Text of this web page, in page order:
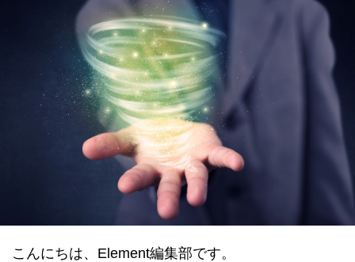
datum情報局
会員コンテンツ
datum house について 利用規約
個人情報保護方針
こんにちは、Element編集部です。